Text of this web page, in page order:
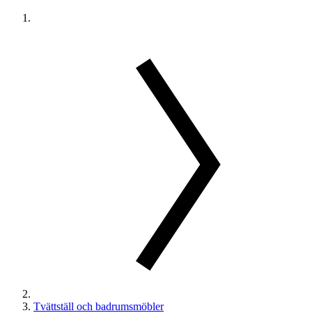
Tvättställ och badrumsmöbler